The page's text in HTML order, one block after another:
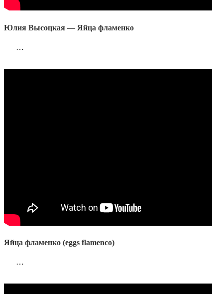
Юлия Высоцкая — Яйца фламенко
…
Яйца фламенко (eggs flamenco)
…